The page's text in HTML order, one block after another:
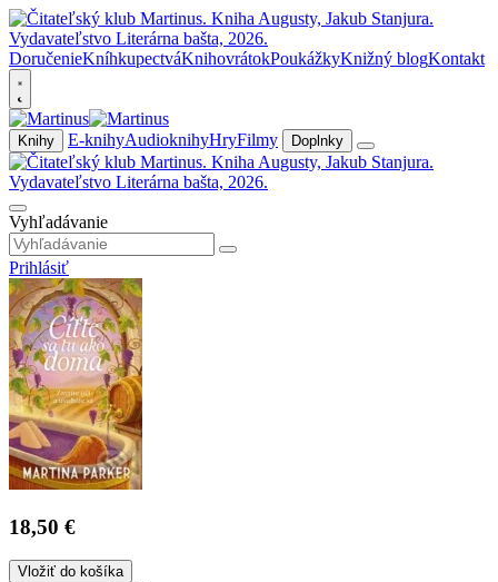
DoručenieKníhkupectváKnihovrátokPoukážkyKnižný blogKontakt
Knihy E-knihyAudioknihyHryFilmy Doplnky
Vyhľadávanie
Prihlásiť
18,50 €
Vložiť do košíka